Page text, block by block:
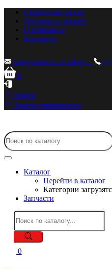
Сервисный центр
Доставка и оплата
О компании
Контакты
sale@zionstm.ru sale@...
0
Войти
Зарегистрироваться
Каталог
Перейти в каталог
Категории
Запчасти
0